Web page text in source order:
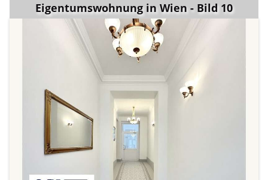
Eigentumswohnung in Wien - Bild 10